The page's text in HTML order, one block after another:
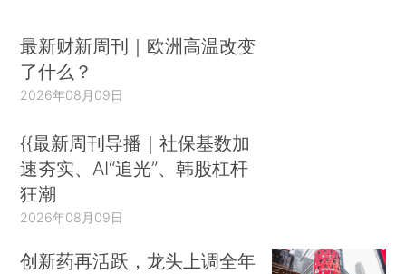
最新财新周刊｜欧洲高温改变
了什么？
2026年08月09日
{{最新周刊导播｜社保基数加
速夯实、AI“追光”、韩股杠杆
狂潮
2026年08月09日
创新药再活跃，龙头上调全年